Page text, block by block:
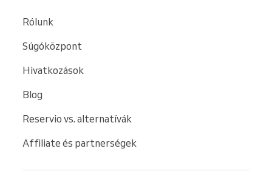
Rólunk
Súgóközpont
Hivatkozások
Blog
Reservio vs. alternatívák
Affiliate és partnerségek